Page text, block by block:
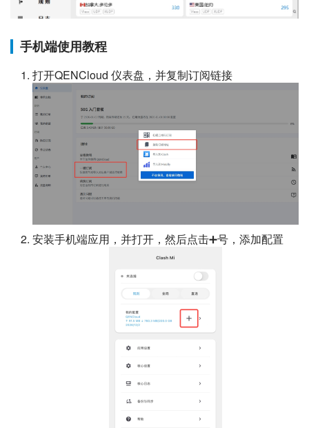
手机端使用教程
打开QENCloud 仪表盘，并复制订阅链接
安装手机端应用，并打开，然后点击➕号，添加配置